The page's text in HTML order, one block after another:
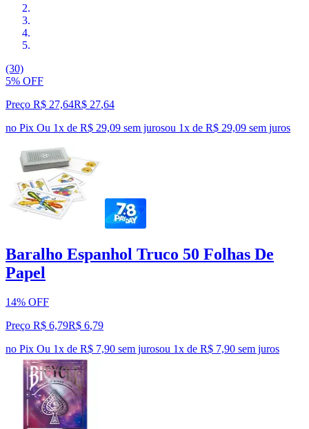
(30)
5% OFF
Preço R$ 27,64R$ 27,64
no Pix Ou 1x de R$ 29,09 sem jurosou 1x de R$ 29,09 sem juros
Baralho Espanhol Truco 50 Folhas De
Papel
14% OFF
Preço R$ 6,79R$ 6,79
no Pix Ou 1x de R$ 7,90 sem jurosou 1x de R$ 7,90 sem juros